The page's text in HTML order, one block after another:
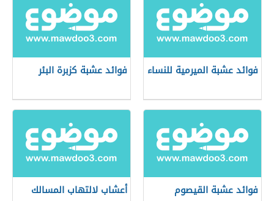
فوائد عشبة الميرمية للنساء فوائد عشبة كزبرة البئر
فوائد عشبة القيصوم
أعشاب لالتهاب المسالك